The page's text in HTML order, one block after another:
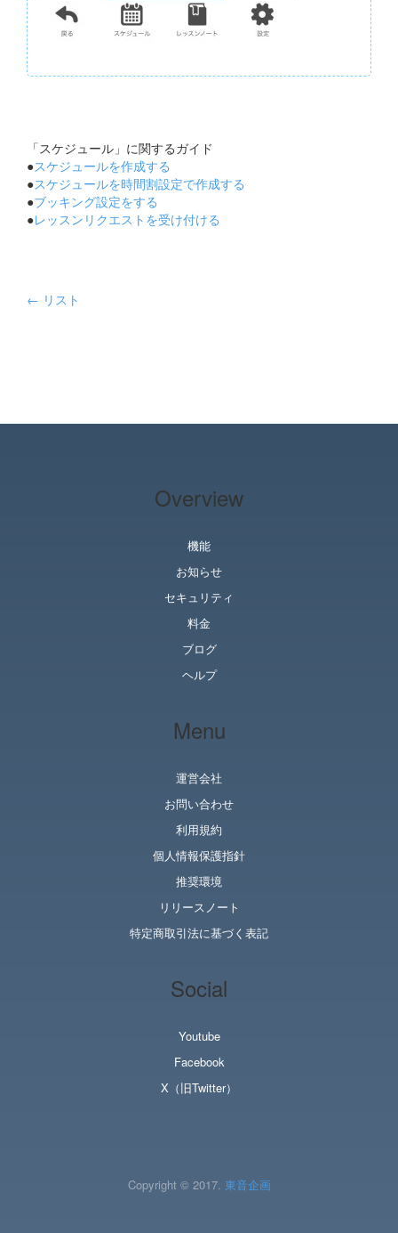
「スケジュール」に関するガイド
●スケジュールを作成する
●スケジュールを時間割設定で作成する
●ブッキング設定をする
●レッスンリクエストを受け付ける
← リスト
Overview
機能
お知らせ
セキュリティ
料金
ブログ
ヘルプ
Menu
運営会社
お問い合わせ
利用規約
個人情報保護指針
推奨環境
リリースノート
特定商取引法に基づく表記
Social
Youtube
Facebook
X（旧Twitter）
Copyright © 2017. 東音企画